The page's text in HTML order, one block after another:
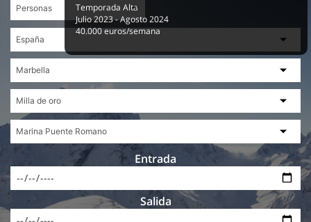
Entrada
Salida
Temporada Alta
Julio 2023 - Agosto 2024
40.000 euros/semana